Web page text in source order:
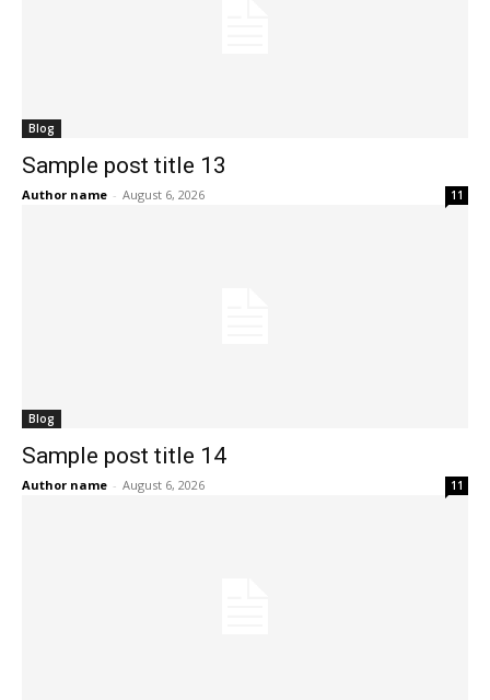
Blog
Sample post title 13
Author name - August 6, 2026 11
Blog
Sample post title 14
Author name - August 6, 2026 11